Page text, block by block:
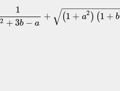
1
2 + 3b − a
+ (1 + a2 ) (1 + b
−−−−−−−−−−−
√